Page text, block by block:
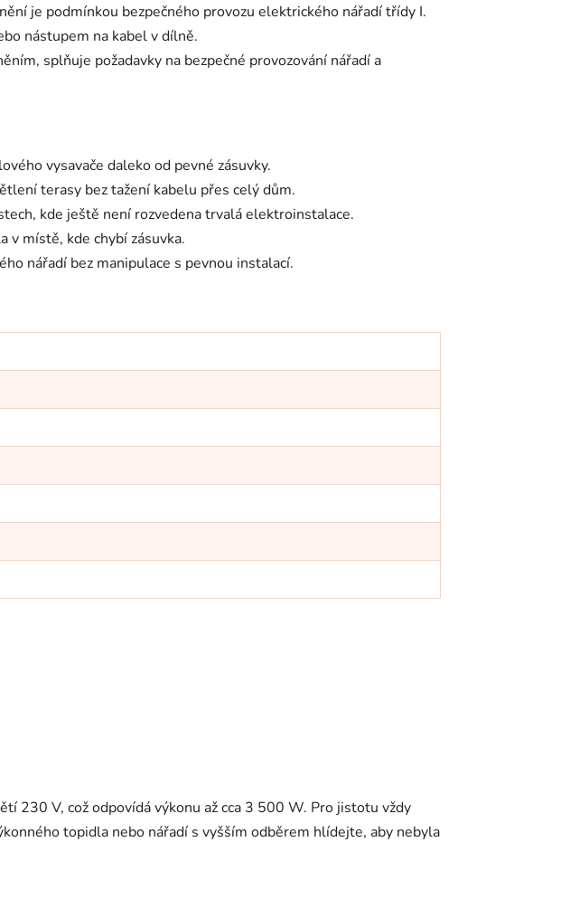
je podmínkou bezpečného provozu elektrického nářadí třídy I.
nástupem na kabel v dílně.
splňuje požadavky na bezpečné provozování nářadí a
vysavače daleko od pevné zásuvky.
terasy bez tažení kabelu přes celý dům.
kde ještě není rozvedena trvalá elektroinstalace.
místě, kde chybí zásuvka.
nářadí bez manipulace s pevnou instalací.
230 V, což odpovídá výkonu až cca 3 500 W. Pro jistotu vždy
topidla nebo nářadí s vyšším odběrem hlídejte, aby nebyla